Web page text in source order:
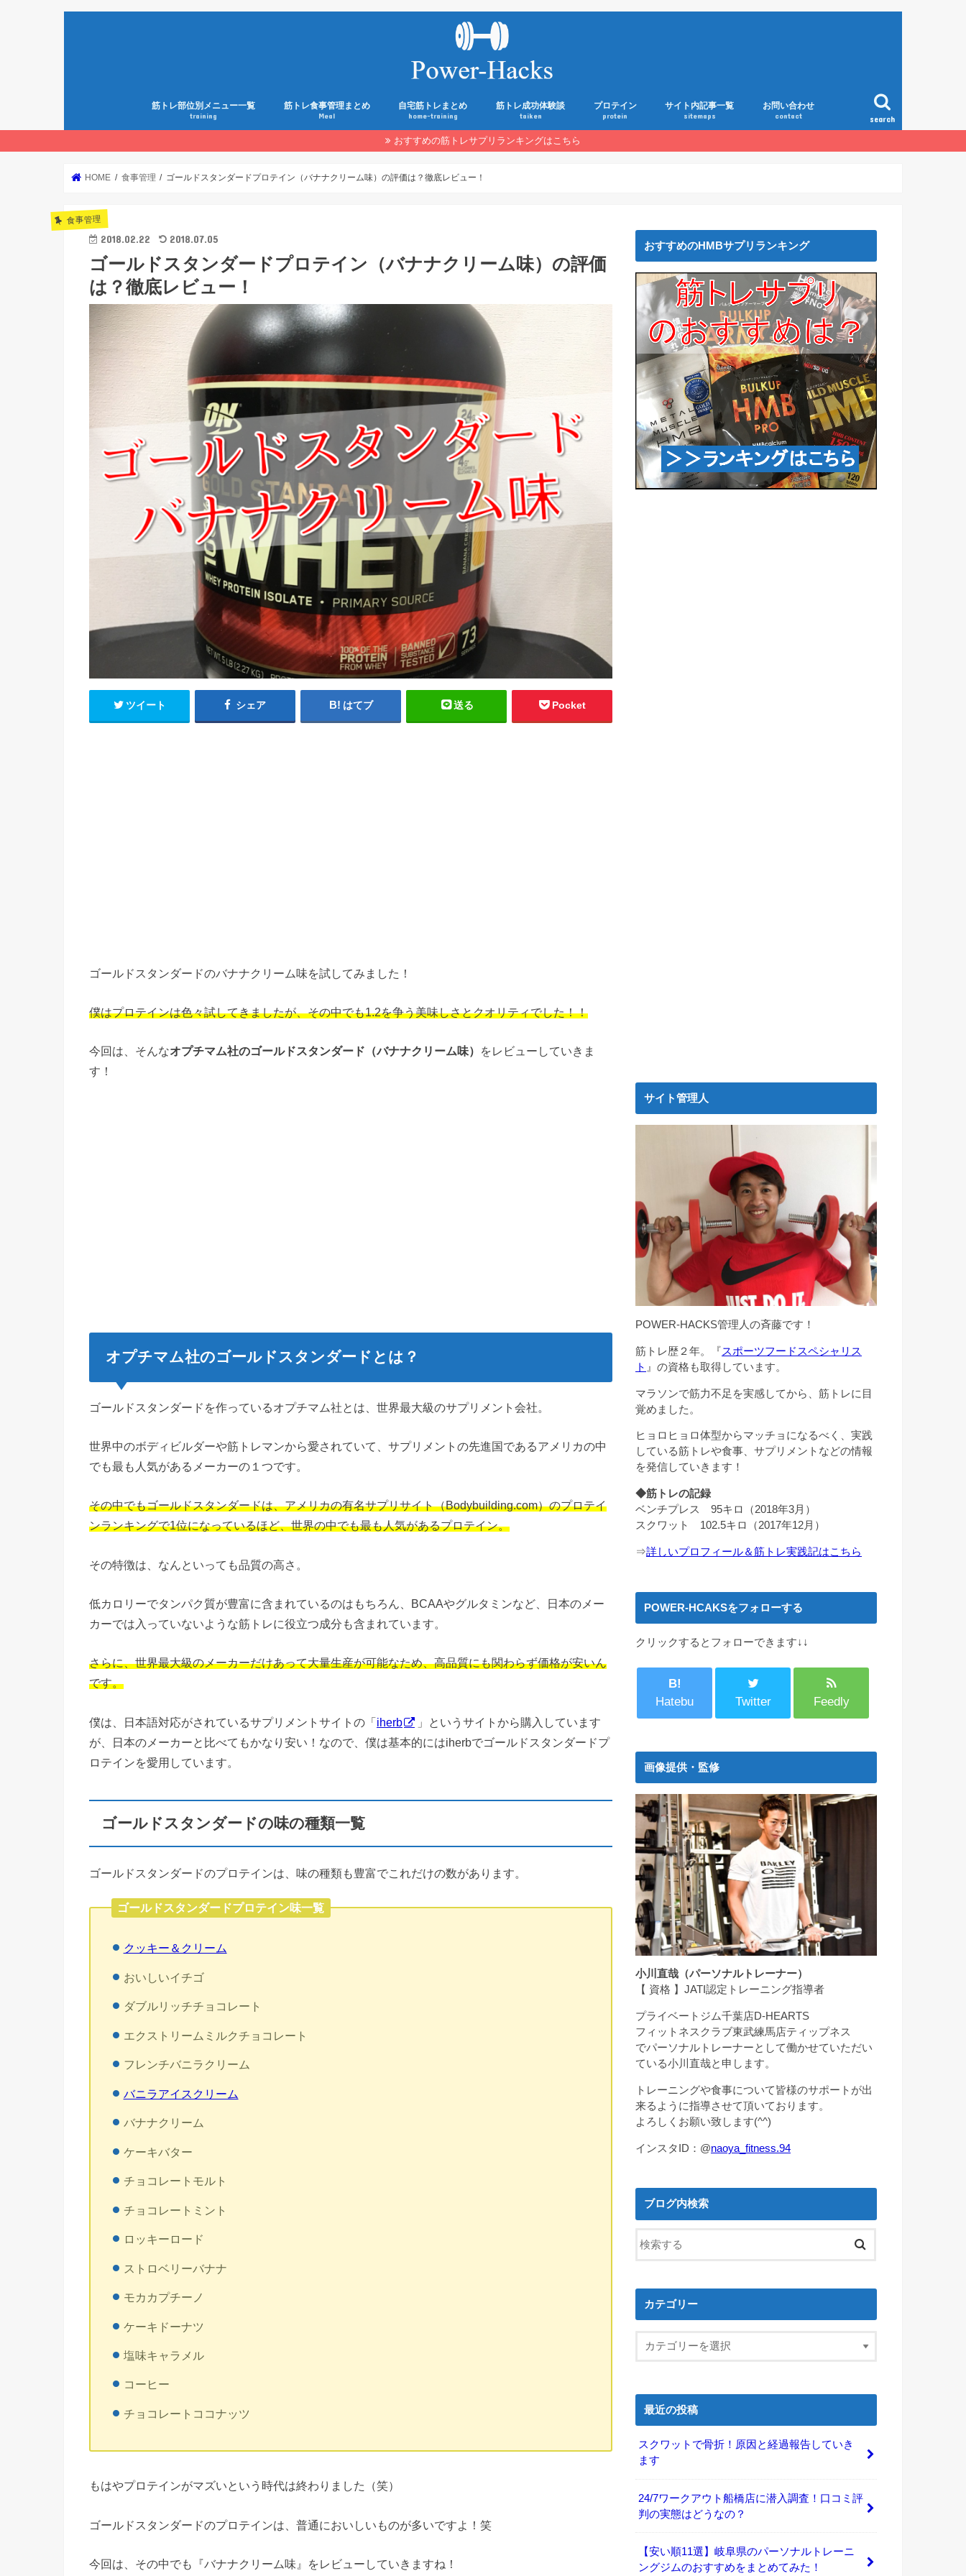
search
筋トレ部位別メニュー一覧
training
筋トレ食事管理まとめ
Meal
自宅筋トレまとめ
home-training
筋トレ成功体験談
taiken
プロテイン
protein
サイト内記事一覧
sitemaps
お問い合わせ
contact
おすすめの筋トレサプリランキングはこちら
HOME 食事管理 ゴールドスタンダードプロテイン（バナナクリーム味）の評価は？徹底レビュー！
食事管理
2018.02.22 2018.07.05
ゴールドスタンダードプロテイン（バナナクリーム味）の評価
は？徹底レビュー！
ツイート シェア はてブ 送る Pocket
ゴールドスタンダードのバナナクリーム味を試してみました！
僕はプロテインは色々試してきましたが、その中でも1.2を争う美味しさとクオリティでした！！
今回は、そんなオプチマム社のゴールドスタンダード（バナナクリーム味）
をレビューしていきま
す！
オプチマム社のゴールドスタンダードとは？
ゴールドスタンダードを作っているオプチマム社とは、世界最大級のサプリメント会社。
世界中のボディビルダーや筋トレマンから愛されていて、サプリメントの先進国であるアメリカの中
でも最も人気があるメーカーの１つです。
その中でもゴールドスタンダードは、アメリカの有名サプリサイト（Bodybuilding.com）のプロテイ
ンランキングで1位になっているほど、世界の中でも最も人気があるプロテイン。
その特徴は、なんといっても品質の高さ。
低カロリーでタンパク質が豊富に含まれているのはもちろん、BCAAやグルタミンなど、日本のメー
カーでは入っていないような筋トレに役立つ成分も含まれています。
さらに、世界最大級のメーカーだけあって大量生産が可能なため、高品質にも関わらず価格が安いん
です。
僕は、日本語対応がされているサプリメントサイトの「iherb
」というサイトから購入しています
が、日本のメーカーと比べてもかなり安い！なので、僕は基本的にはiherbでゴールドスタンダードプ
ロテインを愛用しています。
ゴールドスタンダードの味の種類一覧
ゴールドスタンダードのプロテインは、味の種類も豊富でこれだけの数があります。
ゴールドスタンダードプロテイン味一覧
クッキー＆クリーム
おいしいイチゴ
ダブルリッチチョコレート
エクストリームミルクチョコレート
フレンチバニラクリーム
バニラアイスクリーム
バナナクリーム
ケーキバター
チョコレートモルト
チョコレートミント
ロッキーロード
ストロベリーバナナ
モカカプチーノ
ケーキドーナツ
塩味キャラメル
コーヒー
チョコレートココナッツ
もはやプロテインがマズいという時代は終わりました（笑）
ゴールドスタンダードのプロテインは、普通においしいものが多いですよ！笑
今回は、その中でも『バナナクリーム味』をレビューしていきますね！
おすすめのHMBサプリランキング
サイト管理人
POWER-HACKS管理人の斉藤です！
筋トレ歴２年。『スポーツフードスペシャリス
ト 』の資格も取得しています。
マラソンで筋力不足を実感してから、筋トレに目
覚めました。
ヒョロヒョロ体型からマッチョになるべく、実践
している筋トレや食事、サプリメントなどの情報
を発信していきます！
◆筋トレの記録
ベンチプレス 95キロ（2018年3月）
スクワット 102.5キロ（2017年12月）
⇒詳しいプロフィール＆筋トレ実践記はこちら
POWER-HCAKSをフォローする
クリックするとフォローできます↓↓
B!
Hatebu
Twitter Feedly
画像提供・監修
小川直哉（パーソナルトレーナー）
【 資格 】JATI認定トレーニング指導者
プライベートジム千葉店D-HEARTS
フィットネスクラブ東武練馬店ティップネス
でパーソナルトレーナーとして働かせていただい
ている小川直哉と申します。
トレーニングや食事について皆様のサポートが出
来るように指導させて頂いております。
よろしくお願い致します(^^)
インスタID：@naoya_fitness.94
ブログ内検索
カテゴリー
最近の投稿
スクワットで骨折！原因と経過報告していき
ます
24/7ワークアウト船橋店に潜入調査！口コミ評
判の実態はどうなの？
【安い順11選】岐阜県のパーソナルトレーニ
ングジムのおすすめをまとめてみた！